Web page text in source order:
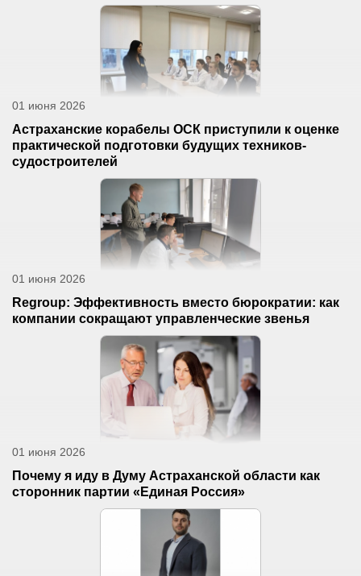
01 июня 2026
Астраханские корабелы ОСК приступили к оценке
практической подготовки будущих техников-
судостроителей
01 июня 2026
Regroup: Эффективность вместо бюрократии: как
компании сокращают управленческие звенья
01 июня 2026
Почему я иду в Думу Астраханской области как
сторонник партии «Единая Россия»